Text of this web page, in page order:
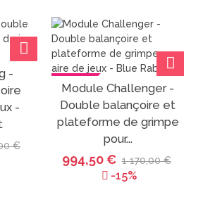
-
-
€
Module Challenger -
Double balançoire et
plateforme de grimpe
pour...
994,50 € 1 170,00 €
-15%